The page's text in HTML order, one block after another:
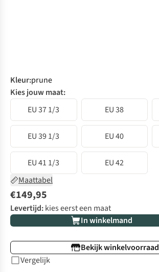
Kleur:prune
Kies jouw maat:
EU 37 1/3
EU 38
EU 39 1/3 EU 40
EU 41 1/3
EU 42
Maattabel
€149,95
Levertijd:kies eerst een maat
In winkelmand
Bekijk winkelvoorraad
Vergelijk